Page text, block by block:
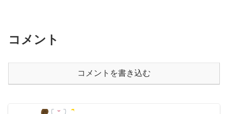
コメント
コメントを書き込む